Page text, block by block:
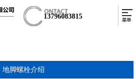
13796083815
地脚螺栓介绍